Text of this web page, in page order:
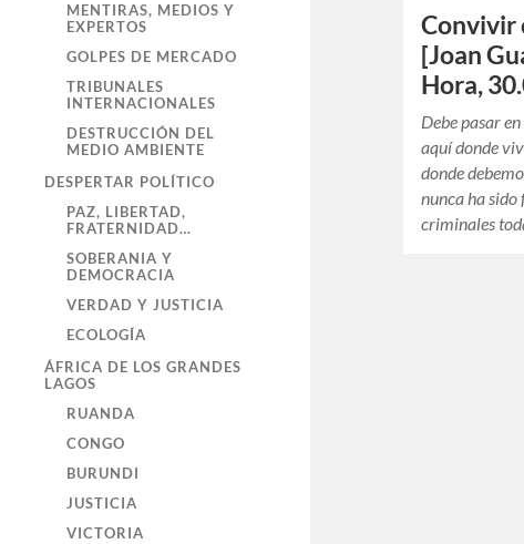
MENTIRAS, MEDIOS Y
EXPERTOS
GOLPES DE MERCADO
TRIBUNALES
INTERNACIONALES
DESTRUCCIÓN DEL
MEDIO AMBIENTE
DESPERTAR POLÍTICO
PAZ, LIBERTAD,
FRATERNIDAD…
SOBERANIA Y
DEMOCRACIA
VERDAD Y JUSTICIA
ECOLOGÍA
ÁFRICA DE LOS GRANDES
LAGOS
RUANDA
CONGO
BURUNDI
JUSTICIA
VICTORIA
Convivir
[Joan
Hora,
Debe pasar
aquí donde
donde
nunca ha
criminales